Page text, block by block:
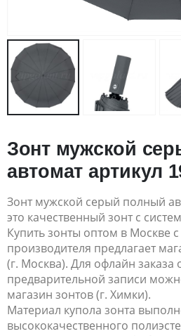
Зонт мужской
автомат артикул
Зонт мужской серый полный
это качественный зонт с
Купить зонты оптом в Москве
производителя предлагает
(г. Москва). Для офлайн заказа
предварительной записи
магазин зонтов (г. Химки).
Материал купола зонта
высококачественного